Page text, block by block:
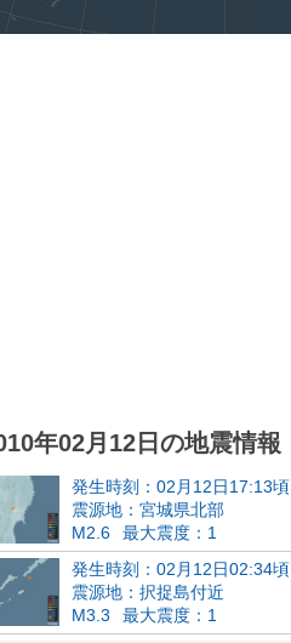
年02月12日の地震情報
発生時刻：02月12日17:13頃
震源地：宮城県北部
M2.6
最大震度：1
発生時刻：02月12日02:34頃
震源地：択捉島付近
M3.3
最大震度：1